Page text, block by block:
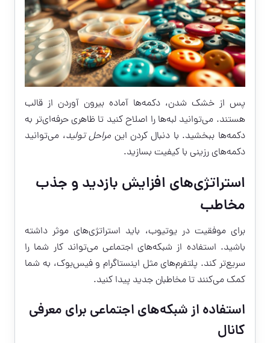
پس از خشک شدن، دکمه‌ها آماده بیرون آوردن از قالب
هستند. می‌توانید لبه‌ها را اصلاح کنید تا ظاهری حرفه‌ای‌تر به
دکمه‌ها ببخشید. با دنبال کردن این مراحل تولید، می‌توانید
دکمه‌های رزینی با کیفیت بسازید.
استراتژی‌های افزایش بازدید و جذب
مخاطب
برای موفقیت در یوتیوب، باید استراتژی‌های موثر داشته
باشید. استفاده از شبکه‌های اجتماعی می‌تواند کار شما را
سریع‌تر کند. پلتفرم‌های مثل اینستاگرام و فیس‌بوک، به شما
کمک می‌کنند تا مخاطبان جدید پیدا کنید.
استفاده از شبکه‌های اجتماعی برای معرفی
کانال